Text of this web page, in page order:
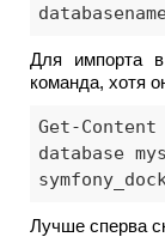
Для импорта
команда, хотя
Get-
database
Лучше сперва